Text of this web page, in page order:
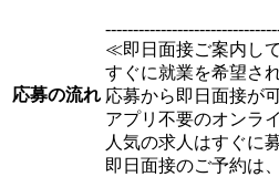
応募の流れ
≪即日面接ご案内し
すぐに就業を希望さ
応募から即日面接
アプリ不要のオンラ
人気の求人はすぐに
即日面接のご予約は、